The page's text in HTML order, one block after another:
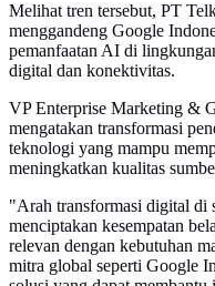
Melihat tren tersebut, PT
menggandeng Google
pemanfaatan AI di
digital dan konektivitas.
VP Enterprise Marketing &
mengatakan transformasi
teknologi yang mampu
meningkatkan kualitas
"Arah transformasi digital di
menciptakan kesempatan
relevan dengan kebutuhan
mitra global seperti Google